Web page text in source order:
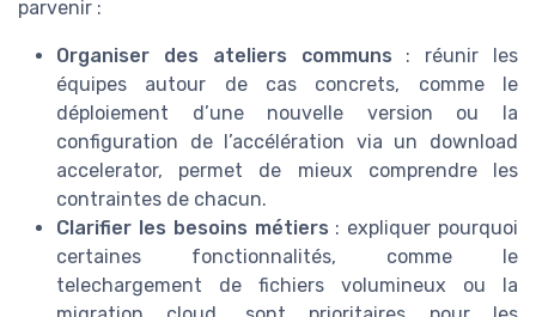
parvenir :
Organiser des ateliers communs : réunir les
équipes autour de cas concrets, comme le
déploiement d’une nouvelle version ou la
configuration de l’accélération via un download
accelerator, permet de mieux comprendre les
contraintes de chacun.
Clarifier les besoins métiers : expliquer pourquoi
certaines fonctionnalités, comme le
telechargement de fichiers volumineux ou la